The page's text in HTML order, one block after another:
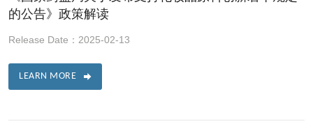
的公告》政策解读
Release Date：2025-02-13
LEARN MORE